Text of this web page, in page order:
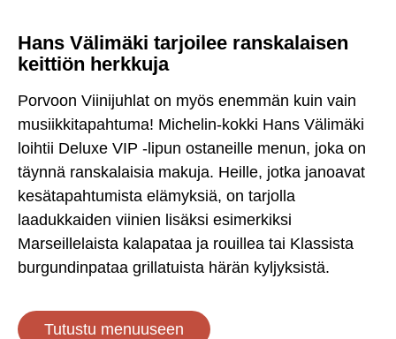
Hans Välimäki tarjoilee ranskalaisen
keittiön herkkuja
Porvoon Viinijuhlat on myös enemmän kuin vain
musiikkitapahtuma! Michelin-kokki Hans Välimäki
loihtii Deluxe VIP -lipun ostaneille menun, joka on
täynnä ranskalaisia makuja. Heille, jotka janoavat
kesätapahtumista elämyksiä, on tarjolla
laadukkaiden viinien lisäksi esimerkiksi
Marseillelaista kalapataa ja rouillea tai Klassista
burgundinpataa grillatuista härän kyljyksistä.
Tutustu menuuseen